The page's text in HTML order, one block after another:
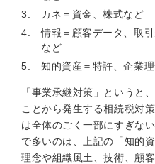
カネ＝資金、株式など
情報＝顧客データ、取
など
知的資産＝特許、企業
「事業承継対策」というと
ことから発生する相続税対
は全体のごく一部にすぎな
で多いのは、上記の「知的
理念や組織風土、技術、顧